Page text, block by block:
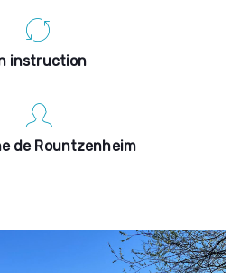
instruction
de Rountzenheim